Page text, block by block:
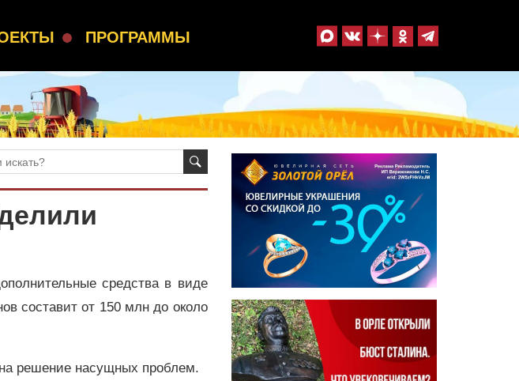
ПРОГРАММЫ
средства в виде
составит от 150 млн до около
решение насущных проблем.